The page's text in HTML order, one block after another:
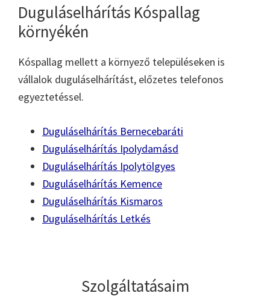
Duguláselhárítás Kóspallag
környékén
Kóspallag mellett a környező településeken is
vállalok duguláselhárítást, előzetes telefonos
egyeztetéssel.
Duguláselhárítás Bernecebaráti
Duguláselhárítás Ipolydamásd
Duguláselhárítás Ipolytölgyes
Duguláselhárítás Kemence
Duguláselhárítás Kismaros
Duguláselhárítás Letkés
Szolgáltatásaim